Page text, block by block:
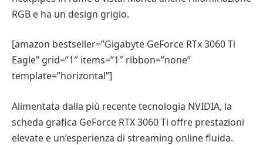
RGB e ha un design grigio.
[amazon bestseller=”Gigabyte GeForce RTx 3060 Ti
Eagle” grid=”1″ items=”1″ ribbon=”none”
template=”horizontal”]
Alimentata dalla più recente tecnologia NVIDIA, la
scheda grafica GeForce RTX 3060 Ti offre prestazioni
elevate e un’esperienza di streaming online fluida.